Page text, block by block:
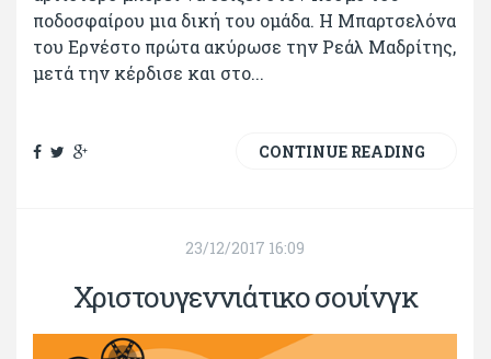
ποδοσφαίρου μια δική του ομάδα. Η Μπαρτσελόνα
του Ερνέστο πρώτα ακύρωσε την Ρεάλ Μαδρίτης,
μετά την κέρδισε και στο...
CONTINUE READING
23/12/2017 16:09
Χριστουγεννιάτικο σουίνγκ